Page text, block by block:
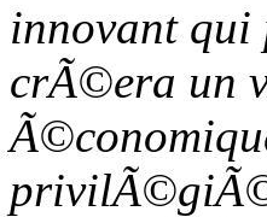
innovant qui
crÃ©era un
privilÃ©giÃ©